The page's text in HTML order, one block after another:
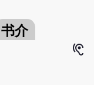
书介
hearing